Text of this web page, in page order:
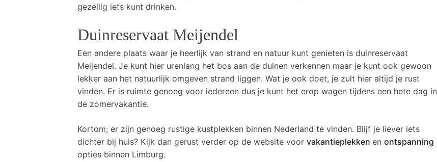
gezellig iets kunt drinken.
Duinreservaat Meijendel
Een andere plaats waar je heerlijk van strand en natuur kunt genieten is duinreservaat
Meijendel. Je kunt hier urenlang het bos aan de duinen verkennen maar je kunt ook gewoon
lekker aan het natuurlijk omgeven strand liggen. Wat je ook doet, je zult hier altijd je rust
vinden. Er is ruimte genoeg voor iedereen dus je kunt het erop wagen tijdens een hete dag in
de zomervakantie.
Kortom; er zijn genoeg rustige kustplekken binnen Nederland te vinden. Blijf je liever iets
dichter bij huis? Kijk dan gerust verder op de website voor vakantieplekken en ontspanning
opties binnen Limburg.